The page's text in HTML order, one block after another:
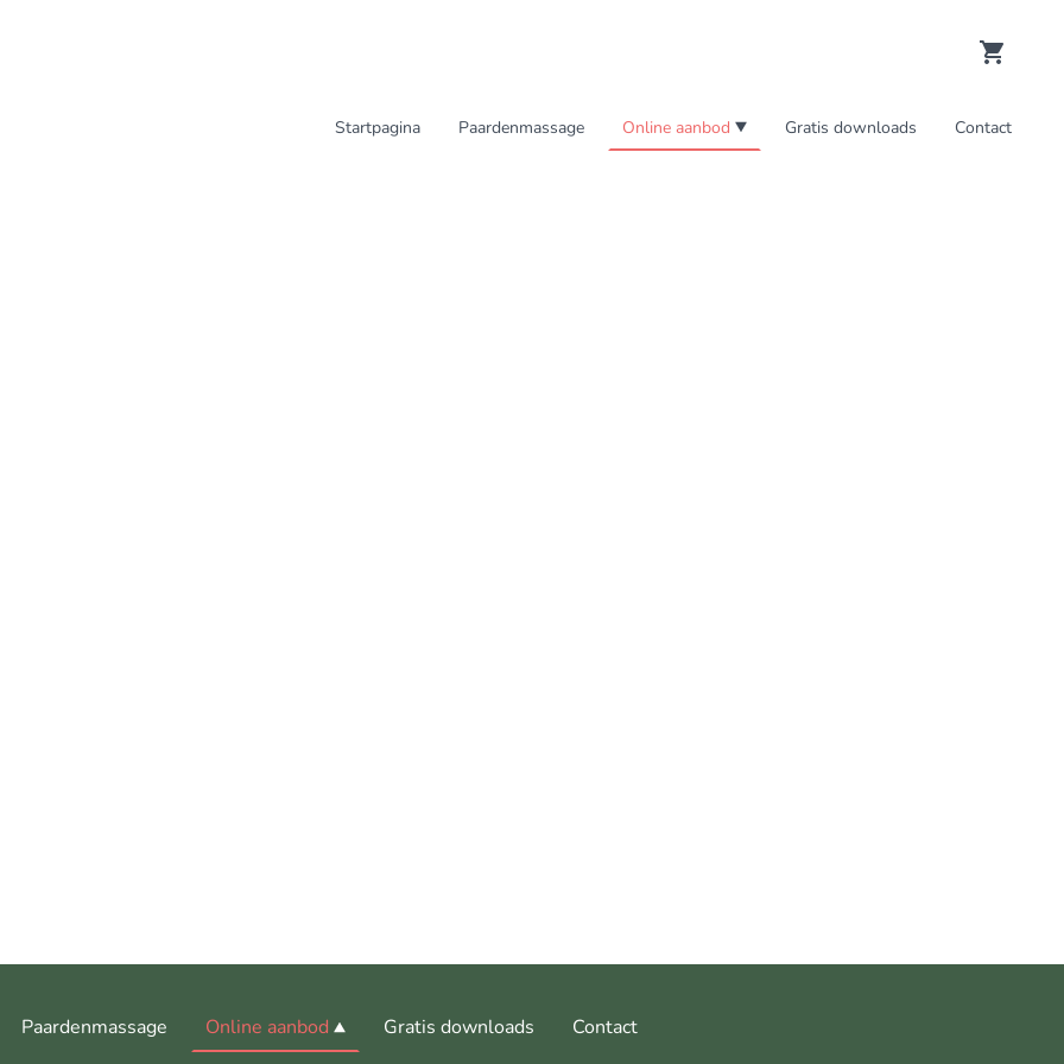
Startpagina Paardenmassage Online aanbod Gratis downloads Contact
Paardenmassage Online aanbod Gratis downloads Contact